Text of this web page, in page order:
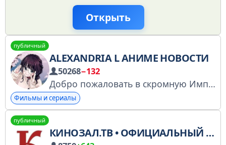
Открыть
публичный
ALEXANDRIA L АНИМЕ НОВОСТИ
50268−132
Добро пожаловать в скромную Империю аниме-новостей! Админ: @sokizao (реклама и т.д.) Наш чат: t.me/+UoE6t_ehRRwLP83i Мы в других соц. сетях: taplink.cc/advance_empire Купить рекламу можно тут: https://telega.in/c/advance_emp РКН: https://clck.ru/3PtscZ
Фильмы и сериалы
публичный
КИНОЗАЛ.ТВ • ОФИЦИАЛЬНЫЙ КАНАЛ